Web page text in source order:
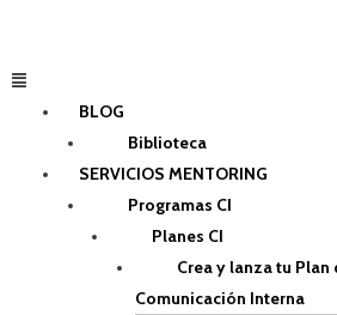
contenido
Menú
BLOG
Biblioteca
SERVICIOS MENTORING
Programas CI
Planes CI
Crea y lanza tu Plan
Comunicación Interna